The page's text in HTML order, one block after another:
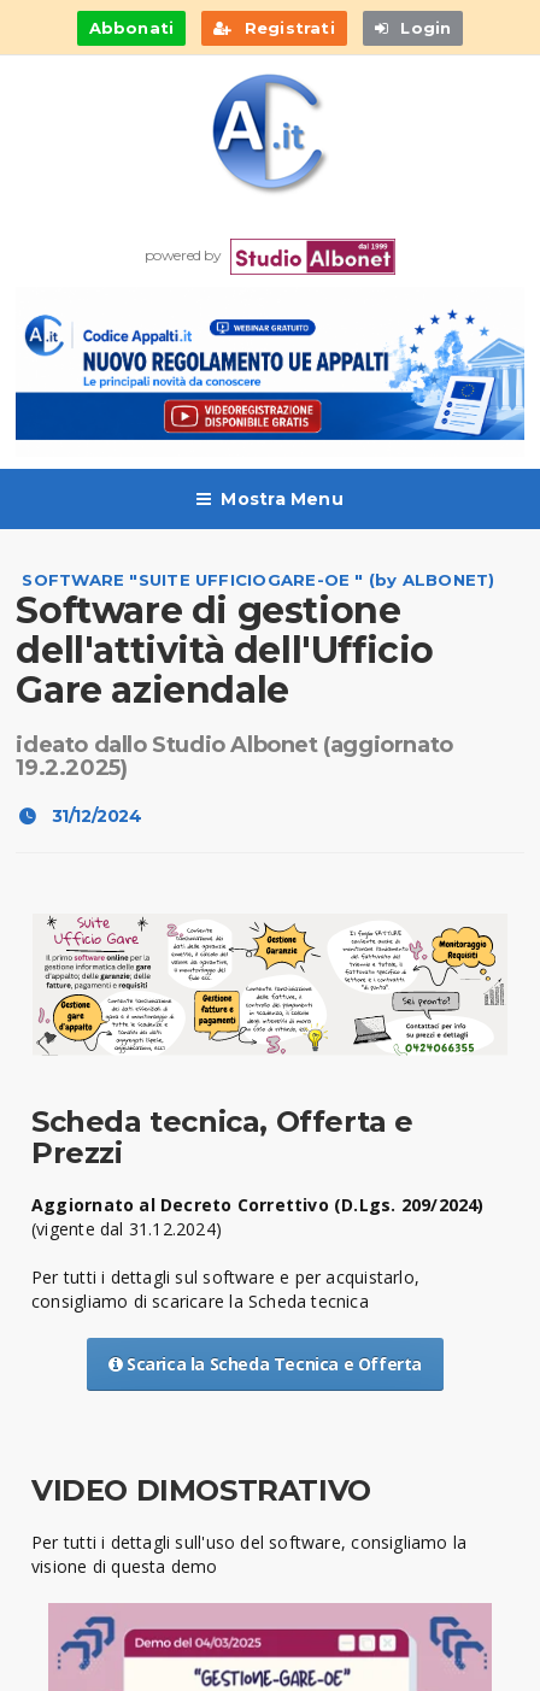
Abbonati Registrati Login
powered by
Mostra Menu
SOFTWARE "SUITE UFFICIOGARE-OE " (by ALBONET)
Software di gestione
dell'attività dell'Ufficio
Gare aziendale
ideato dallo Studio Albonet (aggiornato
19.2.2025)
31/12/2024
Scheda tecnica, Offerta e
Prezzi
Aggiornato al Decreto Correttivo (D.Lgs. 209/2024)
(vigente dal 31.12.2024)
Per tutti i dettagli sul software e per acquistarlo,
consigliamo di scaricare la Scheda tecnica
Scarica la Scheda Tecnica e Offerta
VIDEO DIMOSTRATIVO
Per tutti i dettagli sull'uso del software, consigliamo la
visione di questa demo